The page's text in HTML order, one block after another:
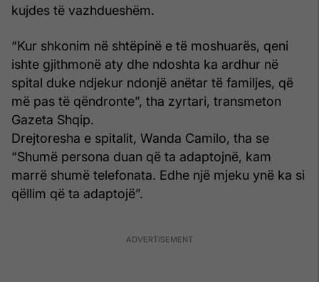
kujdes të vazhdueshëm.
“Kur shkonim në shtëpinë e të moshuarës, qeni
ishte gjithmonë aty dhe ndoshta ka ardhur në
spital duke ndjekur ndonjë anëtar të familjes, që
më pas të qëndronte”, tha zyrtari, transmeton
Gazeta Shqip.
Drejtoresha e spitalit, Wanda Camilo, tha se
“Shumë persona duan që ta adaptojnë, kam
marrë shumë telefonata. Edhe një mjeku ynë ka si
qëllim që ta adaptojë”.